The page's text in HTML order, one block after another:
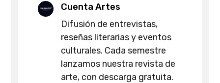
Cuenta Artes
Difusión de entrevistas,
reseñas literarias y eventos
culturales. Cada semestre
lanzamos nuestra revista de
arte, con descarga gratuita.